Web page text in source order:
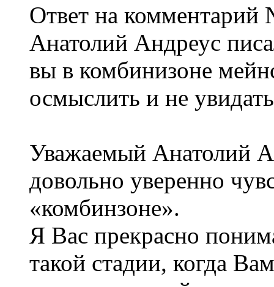
Ответ на комментарий
Анатолий Андреус
вы в комбинизоне
осмыслить и не
Уважаемый Анатолий
довольно уверенно
«комбинзоне».
Я Вас прекрасно
такой стадии, когда